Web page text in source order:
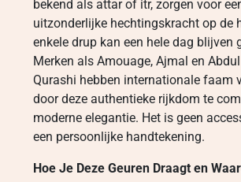
bekend als attar of itr, zorgen voor
uitzonderlijke hechtingskracht op de
enkele drup kan een hele dag blijven
Merken als Amouage, Ajmal en
Qurashi hebben internationale faam
door deze authentieke rijkdom te
moderne elegantie. Het is geen
een persoonlijke handtekening.
Hoe Je Deze Geuren Draagt en